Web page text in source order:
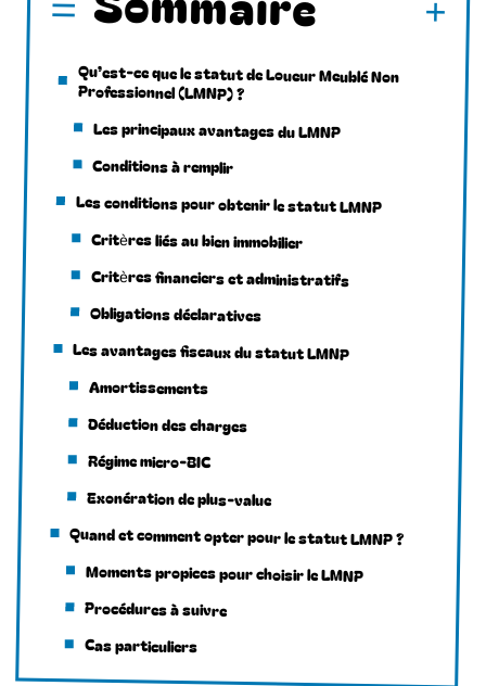
Qu’est-ce que le statut de Loueur Meublé Non
Professionnel (LMNP) ?
Les principaux avantages du LMNP
Conditions à remplir
Les conditions pour obtenir le statut LMNP
Critères liés au bien immobilier
Critères financiers et administratifs
Obligations déclaratives
Les avantages fiscaux du statut LMNP
Amortissements
Déduction des charges
Régime micro-BIC
Exonération de plus-value
Quand et comment opter pour le statut LMNP ?
Moments propices pour choisir le LMNP
Procédures à suivre
Cas particuliers